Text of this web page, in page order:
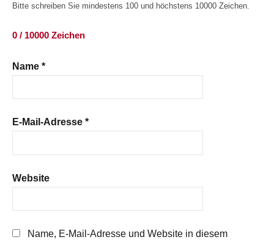
Bitte schreiben Sie mindestens 100 und höchstens 10000 Zeichen.
0 / 10000 Zeichen
Name *
E-Mail-Adresse *
Website
Name, E-Mail-Adresse und Website in diesem